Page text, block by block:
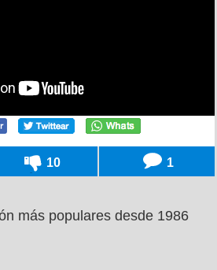
10 1
más populares desde 1986